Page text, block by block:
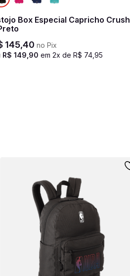
Box Especial Capricho Crush
145,40 no Pix
R$ 149,90 em 2x de R$ 74,95